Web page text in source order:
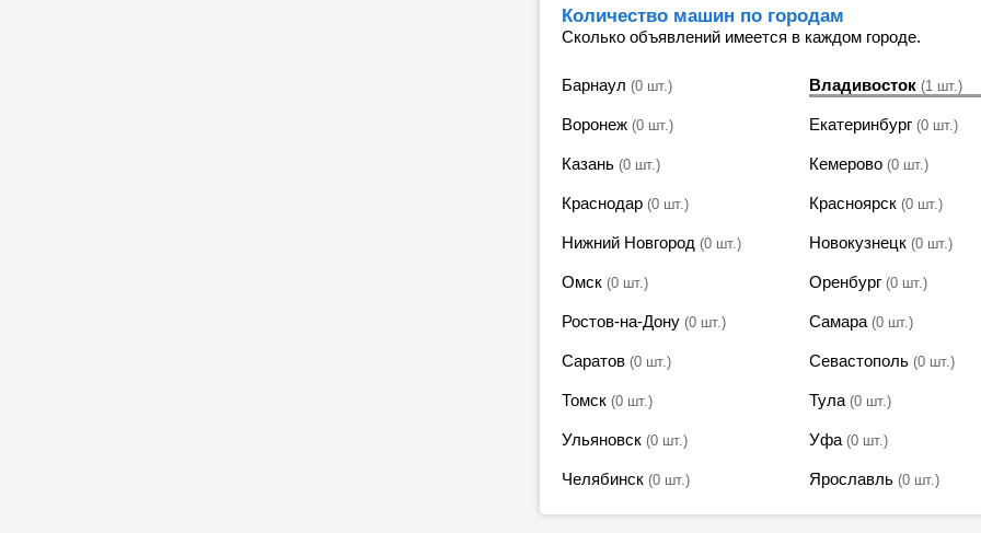
Количество машин по городам
Сколько объявлений имеется в каждом городе.
Барнаул (0 шт.) Владивосток (1 шт.)
Воронеж (0 шт.) Екатеринбург (0 шт.)
Казань (0 шт.) Кемерово (0 шт.)
Краснодар (0 шт.) Красноярск (0 шт.)
Нижний Новгород (0 шт.) Новокузнецк (0 шт.)
Омск (0 шт.) Оренбург (0 шт.)
Ростов-на-Дону (0 шт.) Самара (0 шт.)
Саратов (0 шт.) Севастополь (0 шт.)
Томск (0 шт.) Тула (0 шт.)
Ульяновск (0 шт.) Уфа (0 шт.)
Челябинск (0 шт.) Ярославль (0 шт.)